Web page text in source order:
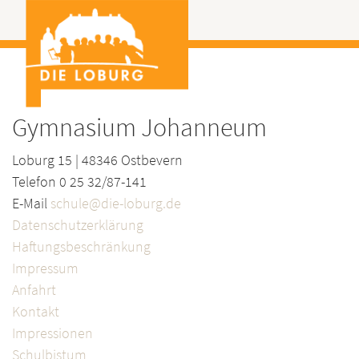
Gymnasium Johanneum
Loburg 15 | 48346 Ostbevern
Telefon 0 25 32/87-141
E-Mail schule@die-loburg.de
Datenschutzerklärung
Haftungsbeschränkung
Impressum
Anfahrt
Kontakt
Impressionen
Schulbistum